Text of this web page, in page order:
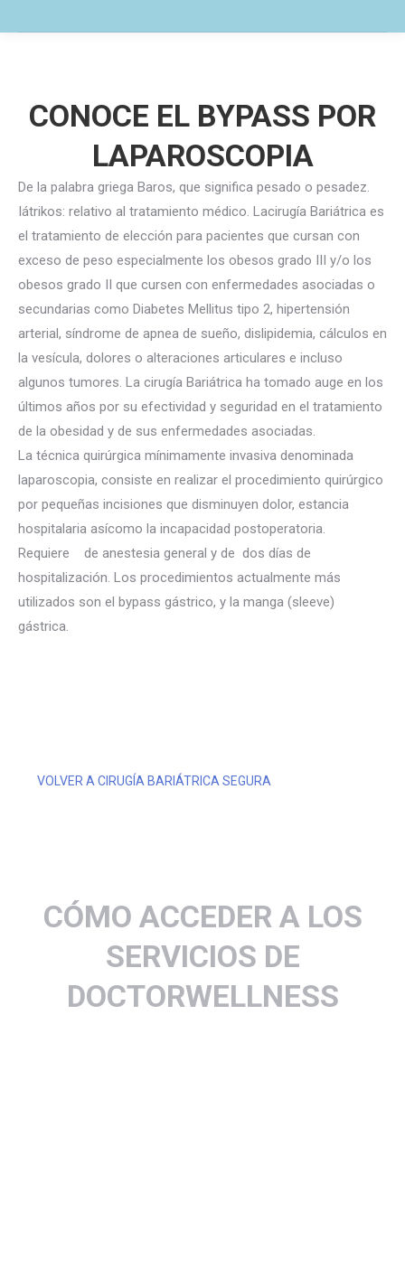
CONOCE EL BYPASS POR
LAPAROSCOPIA
De la palabra griega Baros, que signifi­ca pesado o pesadez.
Iátrikos: relativo al tratamiento médico. Lacirugía Bariátrica es
el tratamiento de elección para pacientes que cursan con
exceso de peso especialmente los obesos grado III y/o los
obesos grado II que cursen con enfermedades asociadas o
secundarias como Diabetes Mellitus tipo 2, hipertensión
arterial, síndrome de apnea de sueño, dislipidemia, cálculos en
la vesícula, dolores o alteraciones articulares e incluso
algunos tumores. La cirugía Bariátrica ha tomado auge en los
últimos años por su efectividad y seguridad en el tratamiento
de la obesidad y de sus enfermedades asociadas.
La técnica quirúrgica mínimamente invasiva denominada
laparoscopia, consiste en realizar el procedimiento quirúrgico
por pequeñas incisiones que disminuyen dolor, estancia
hospitalaria asícomo la incapacidad postoperatoria.
Requiere de anestesia general y de dos días de
hospitalización. Los procedimientos actualmente más
utilizados son el bypass gástrico, y la manga (sleeve)
gástrica.
VOLVER A CIRUGÍA BARIÁTRICA SEGURA
CÓMO ACCEDER A LOS
SERVICIOS DE
DOCTORWELLNESS